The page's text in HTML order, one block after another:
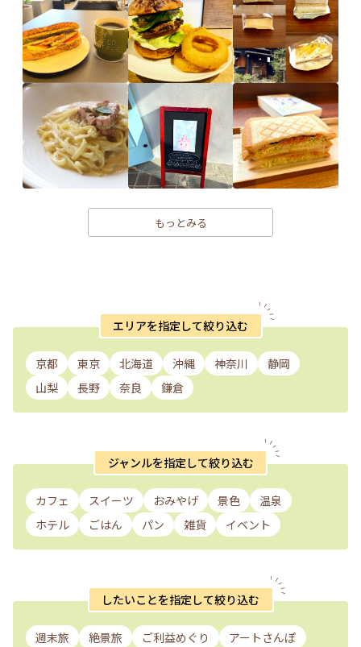
もっとみる
エリアを指定して絞り込む
京都 東京 北海道 沖縄 神奈川
静岡
山梨
長野 奈良 鎌倉
ジャンルを指定して絞り込む
カフェ スイーツ おみやげ 景色
温泉
ホテル
ごはん パン 雑貨 イベント
したいことを指定して絞り込む
週末旅 絶景旅 ご利益めぐり
アートさんぽ